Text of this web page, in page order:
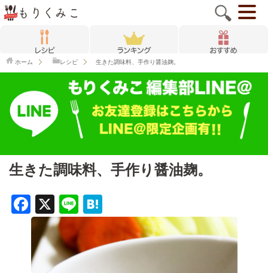
ホーム レシピ 生きた調味料、手作り醤油麹。
生きた調味料、手作り醤油麹。
F
a
c
e
X
Li
n
e
at
e